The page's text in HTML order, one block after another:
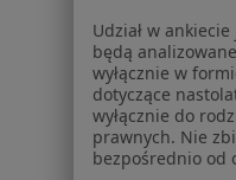
Dla
Noa
Centrum
Udział w
będą
wyłącznie w
dotyczące
wyłącznie do
prawnych. Nie
bezpośrednio od